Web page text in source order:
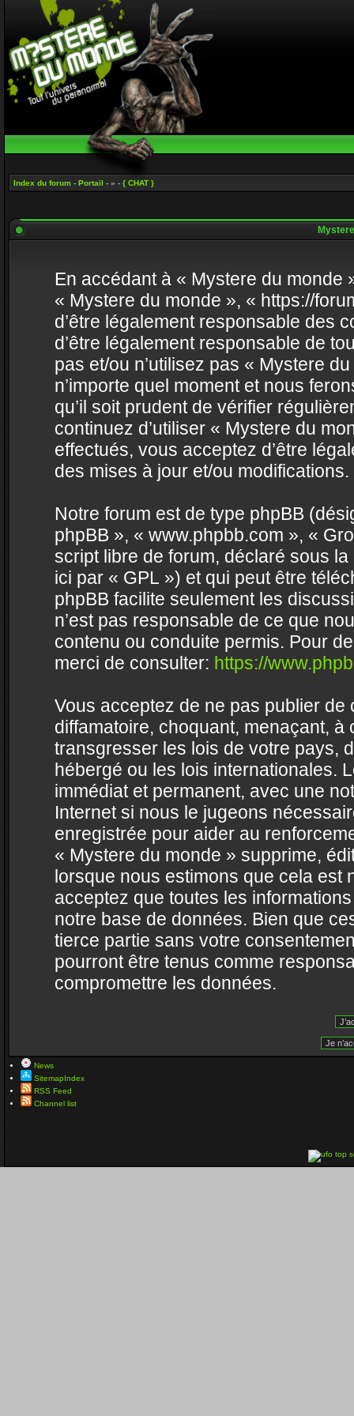
Index du forum - Portail - » - { CHAT }
En accédant à « Mystere du monde
« Mystere du monde », « https://
d’être légalement responsable des
d’être légalement responsable de
pas et/ou n’utilisez pas « Mystere
n’importe quel moment et nous
qu’il soit prudent de vérifier
continuez d’utiliser « Mystere du
effectués, vous acceptez d’être
des mises à jour et/ou modifications.
Notre forum est de type phpBB
phpBB », « www.phpbb.com », «
script libre de forum, déclaré sous
ici par « GPL ») et qui peut être
phpBB facilite seulement les
n’est pas responsable de ce que
contenu ou conduite permis. Pour
merci de consulter: https://
Vous acceptez de ne pas publier
diffamatoire, choquant, menaçant,
transgresser les lois de votre pays,
hébergé ou les lois internationales.
immédiat et permanent, avec une
Internet si nous le jugeons
enregistrée pour aider au
« Mystere du monde » supprime,
lorsque nous estimons que cela est
acceptez que toutes les
notre base de données. Bien que
tierce partie sans votre
pourront être tenus comme
compromettre les données.
News
SitemapIndex
RSS Feed
Channel list